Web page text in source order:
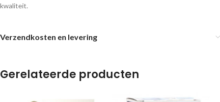
kwaliteit.
Verzendkosten en levering
Gerelateerde producten